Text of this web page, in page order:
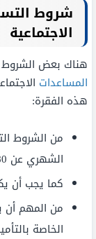
شروط
الاجتماعية
هناك بعض الشروط
المساعدات
هذه الفقرة:
من الشروط
الشهري عن 180 دينار تونسي أو يكون الشخص عاطل العمل.
كما يجب أن
من المهم
الخاصة